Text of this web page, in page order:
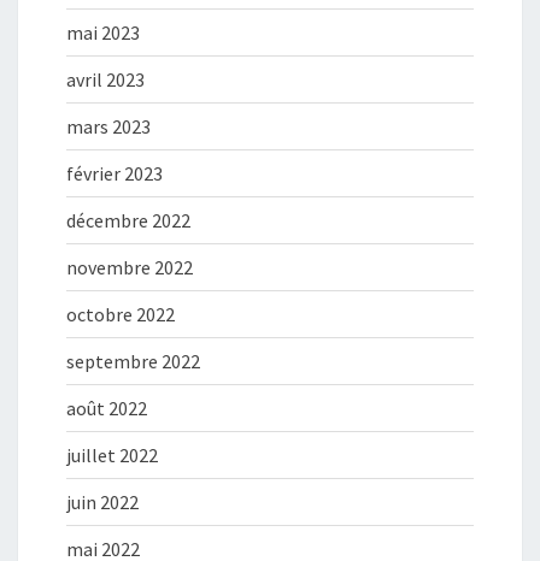
mai 2023
avril 2023
mars 2023
février 2023
décembre 2022
novembre 2022
octobre 2022
septembre 2022
août 2022
juillet 2022
juin 2022
mai 2022